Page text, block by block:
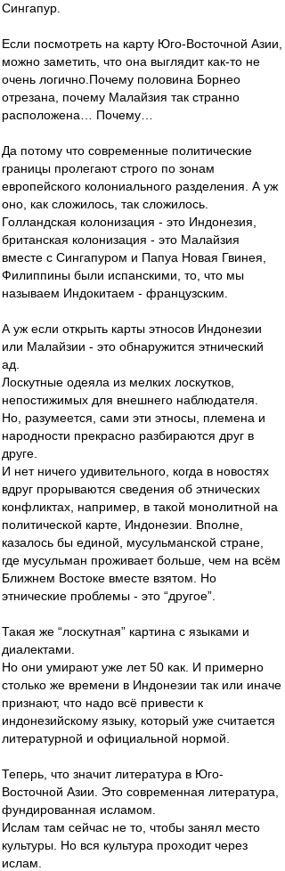
Сингапур.
Если посмотреть на карту Юго-Восточной Азии,
можно заметить, что она выглядит как-то не
очень логично.Почему половина Борнео
отрезана, почему Малайзия так странно
расположена… Почему…
Да потому что современные политические
границы пролегают строго по зонам
европейского колониального разделения. А уж
оно, как сложилось, так сложилось.
Голландская колонизация - это Индонезия,
британская колонизация - это Малайзия
вместе с Сингапуром и Папуа Новая Гвинея,
Филиппины были испанскими, то, что мы
называем Индокитаем - французским.
А уж если открыть карты этносов Индонезии
или Малайзии - это обнаружится этнический
ад.
Лоскутные одеяла из мелких лоскутков,
непостижимых для внешнего наблюдателя.
Но, разумеется, сами эти этносы, племена и
народности прекрасно разбираются друг в
друге.
И нет ничего удивительного, когда в новостях
вдруг прорываются сведения об этнических
конфликтах, например, в такой монолитной на
политической карте, Индонезии. Вполне,
казалось бы единой, мусульманской стране,
где мусульман проживает больше, чем на всём
Ближнем Востоке вместе взятом. Но
этнические проблемы - это “другое”.
Такая же “лоскутная” картина с языками и
диалектами.
Но они умирают уже лет 50 как. И примерно
столько же времени в Индонезии так или иначе
признают, что надо всё привести к
индонезийскому языку, который уже считается
литературной и официальной нормой.
Теперь, что значит литература в Юго-
Восточной Азии. Это современная литература,
фундированная исламом.
Ислам там сейчас не то, чтобы занял место
культуры. Но вся культура проходит через
ислам.